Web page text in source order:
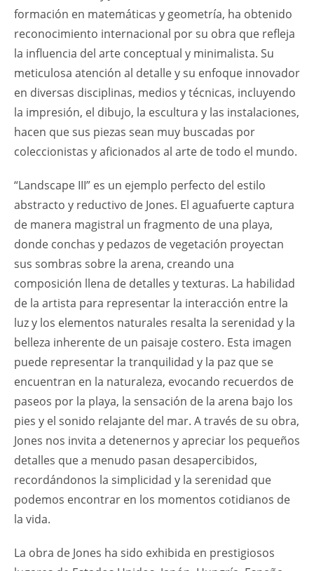
formación en matemáticas y geometría, ha obtenido
reconocimiento internacional por su obra que refleja
la influencia del arte conceptual y minimalista. Su
meticulosa atención al detalle y su enfoque innovador
en diversas disciplinas, medios y técnicas, incluyendo
la impresión, el dibujo, la escultura y las instalaciones,
hacen que sus piezas sean muy buscadas por
coleccionistas y aficionados al arte de todo el mundo.
“Landscape III” es un ejemplo perfecto del estilo
abstracto y reductivo de Jones. El aguafuerte captura
de manera magistral un fragmento de una playa,
donde conchas y pedazos de vegetación proyectan
sus sombras sobre la arena, creando una
composición llena de detalles y texturas. La habilidad
de la artista para representar la interacción entre la
luz y los elementos naturales resalta la serenidad y la
belleza inherente de un paisaje costero. Esta imagen
puede representar la tranquilidad y la paz que se
encuentran en la naturaleza, evocando recuerdos de
paseos por la playa, la sensación de la arena bajo los
pies y el sonido relajante del mar. A través de su obra,
Jones nos invita a detenernos y apreciar los pequeños
detalles que a menudo pasan desapercibidos,
recordándonos la simplicidad y la serenidad que
podemos encontrar en los momentos cotidianos de
la vida.
La obra de Jones ha sido exhibida en prestigiosos